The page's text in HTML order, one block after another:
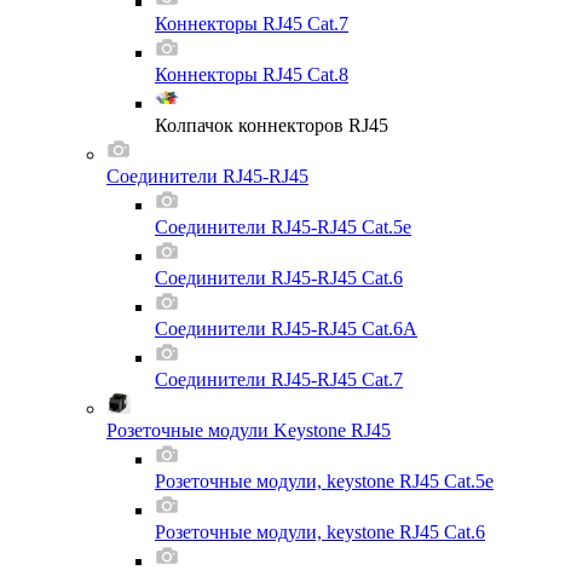
Коннекторы RJ45 Cat.7
Коннекторы RJ45 Cat.8
Колпачок коннекторов RJ45
Соединители RJ45-RJ45
Соединители RJ45-RJ45 Cat.5e
Соединители RJ45-RJ45 Cat.6
Соединители RJ45-RJ45 Cat.6A
Соединители RJ45-RJ45 Cat.7
Розеточные модули Keystone RJ45
Розеточные модули, keystone RJ45 Cat.5e
Розеточные модули, keystone RJ45 Cat.6